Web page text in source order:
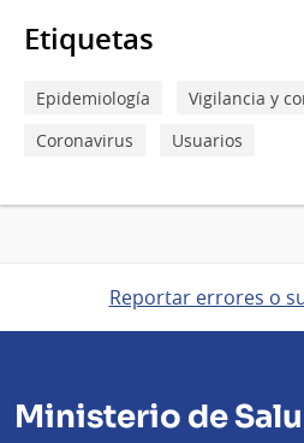
Etiquetas
Epidemiología
Vigilancia y
Coronavirus
Usuarios
Reportar errores o
Ministerio de